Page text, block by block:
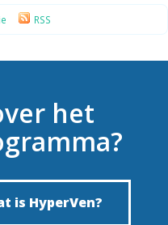
RSS
het
is HyperVen?